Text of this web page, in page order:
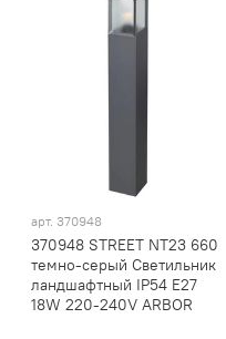
арт. 370948
370948 STREET NT23 660
темно-серый Светильник
ландшафтный IP54 E27
18W 220-240V ARBOR